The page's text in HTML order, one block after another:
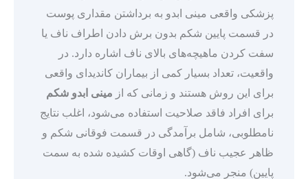
پزشکی واقعی مینی ابدو به برداشتن مقداری پوست
در قسمت پایین شکم بدون برش دادن اطراف ناف یا
سفت کردن ماهیچه‌های بالای ناف اشاره دارد. در
واقعیت، تعداد بسیار کمی از بیماران کاندیدای واقعی
برای این روش هستند و زمانی که از مینی ابدو شکم
برای افراد فاقد صلاحیت استفاده می‌شود، اغلب نتایج
نامطلوبی، شامل برآمدگی در قسمت فوقانی شکم و
ظاهر عجیب ناف (گاهی اوقات کشیده شده به سمت
پایین) منجر می‌شود.